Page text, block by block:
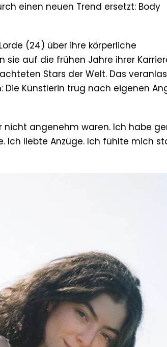
einen neuen Trend ersetzt: Body
(24) über ihre körperliche
sie auf die frühen Jahre ihrer
Stars der Welt. Das
Künstlerin trug nach eigenen
nicht angenehm waren. Ich habe
Ich liebte Anzüge. Ich fühlte mich